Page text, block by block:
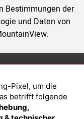
Bestimmungen der
und Daten von
sind ETFs?
Vorteile
Pixel, um die
betrifft folgende